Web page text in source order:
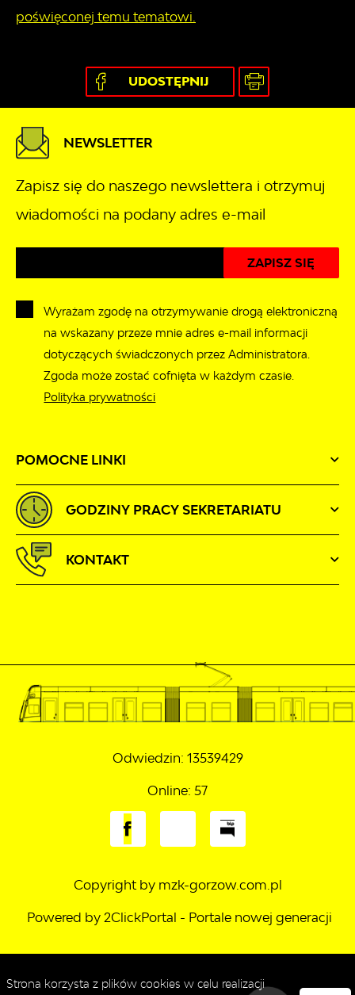
poświęconej temu tematowi.
UDOSTĘPNIJ
POMOCNE LINKI
NEWSLETTER
Zapisz się do naszego newslettera i otrzymuj
wiadomości na podany adres e-mail
Wyrażam zgodę na otrzymywanie drogą elektroniczną
na wskazany przeze mnie adres e-mail informacji
dotyczących świadczonych przez Administratora.
Zgoda może zostać cofnięta w każdym czasie.
Polityka prywatności
GODZINY PRACY SEKRETARIATU
KONTAKT
Odwiedzin: 13539429
Online: 57
Copyright by mzk-gorzow.com.pl
Powered by 2ClickPortal - Portale nowej generacji
Strona korzysta z plików cookies w celu realizacji